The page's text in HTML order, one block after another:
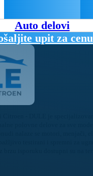
Auto delovi
upit za cenu